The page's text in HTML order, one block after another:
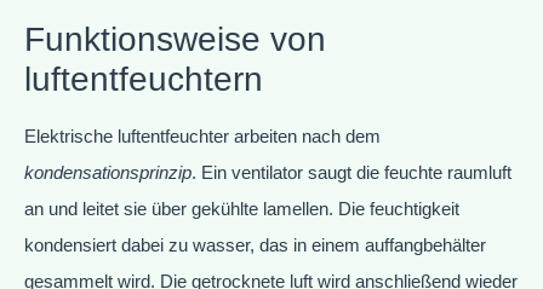
Funktionsweise von
luftentfeuchtern
Elektrische luftentfeuchter arbeiten nach dem
kondensationsprinzip. Ein ventilator saugt die feuchte raumluft
an und leitet sie über gekühlte lamellen. Die feuchtigkeit
kondensiert dabei zu wasser, das in einem auffangbehälter
gesammelt wird. Die getrocknete luft wird anschließend wieder